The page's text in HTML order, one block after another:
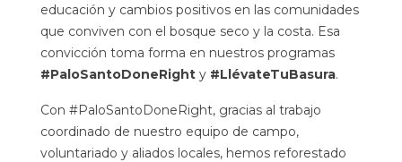
educación y cambios positivos en las comunidades
que conviven con el bosque seco y la costa. Esa
convicción toma forma en nuestros programas
#PaloSantoDoneRight y #LlévateTuBasura.
Con #PaloSantoDoneRight, gracias al trabajo
coordinado de nuestro equipo de campo,
voluntariado y aliados locales, hemos reforestado